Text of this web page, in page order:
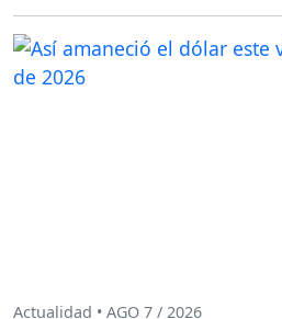
Actualidad • AGO 7 / 2026